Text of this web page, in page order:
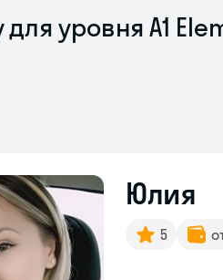
уровня A1
Юлия
5